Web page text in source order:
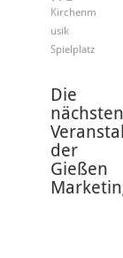
Kirchenm
usik
Spielplatz
Die
nächsten
der
Gießen